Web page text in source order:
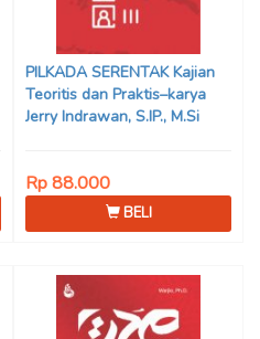
PILKADA SERENTAK Kajian
Teoritis dan Praktis–karya
Jerry Indrawan, S.IP., M.Si
Rp 88.000
BELI